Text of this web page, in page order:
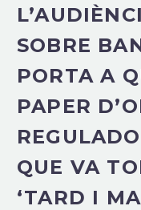
SOBRE
PORTA A
PAPER
QUE VA
‘TARD I